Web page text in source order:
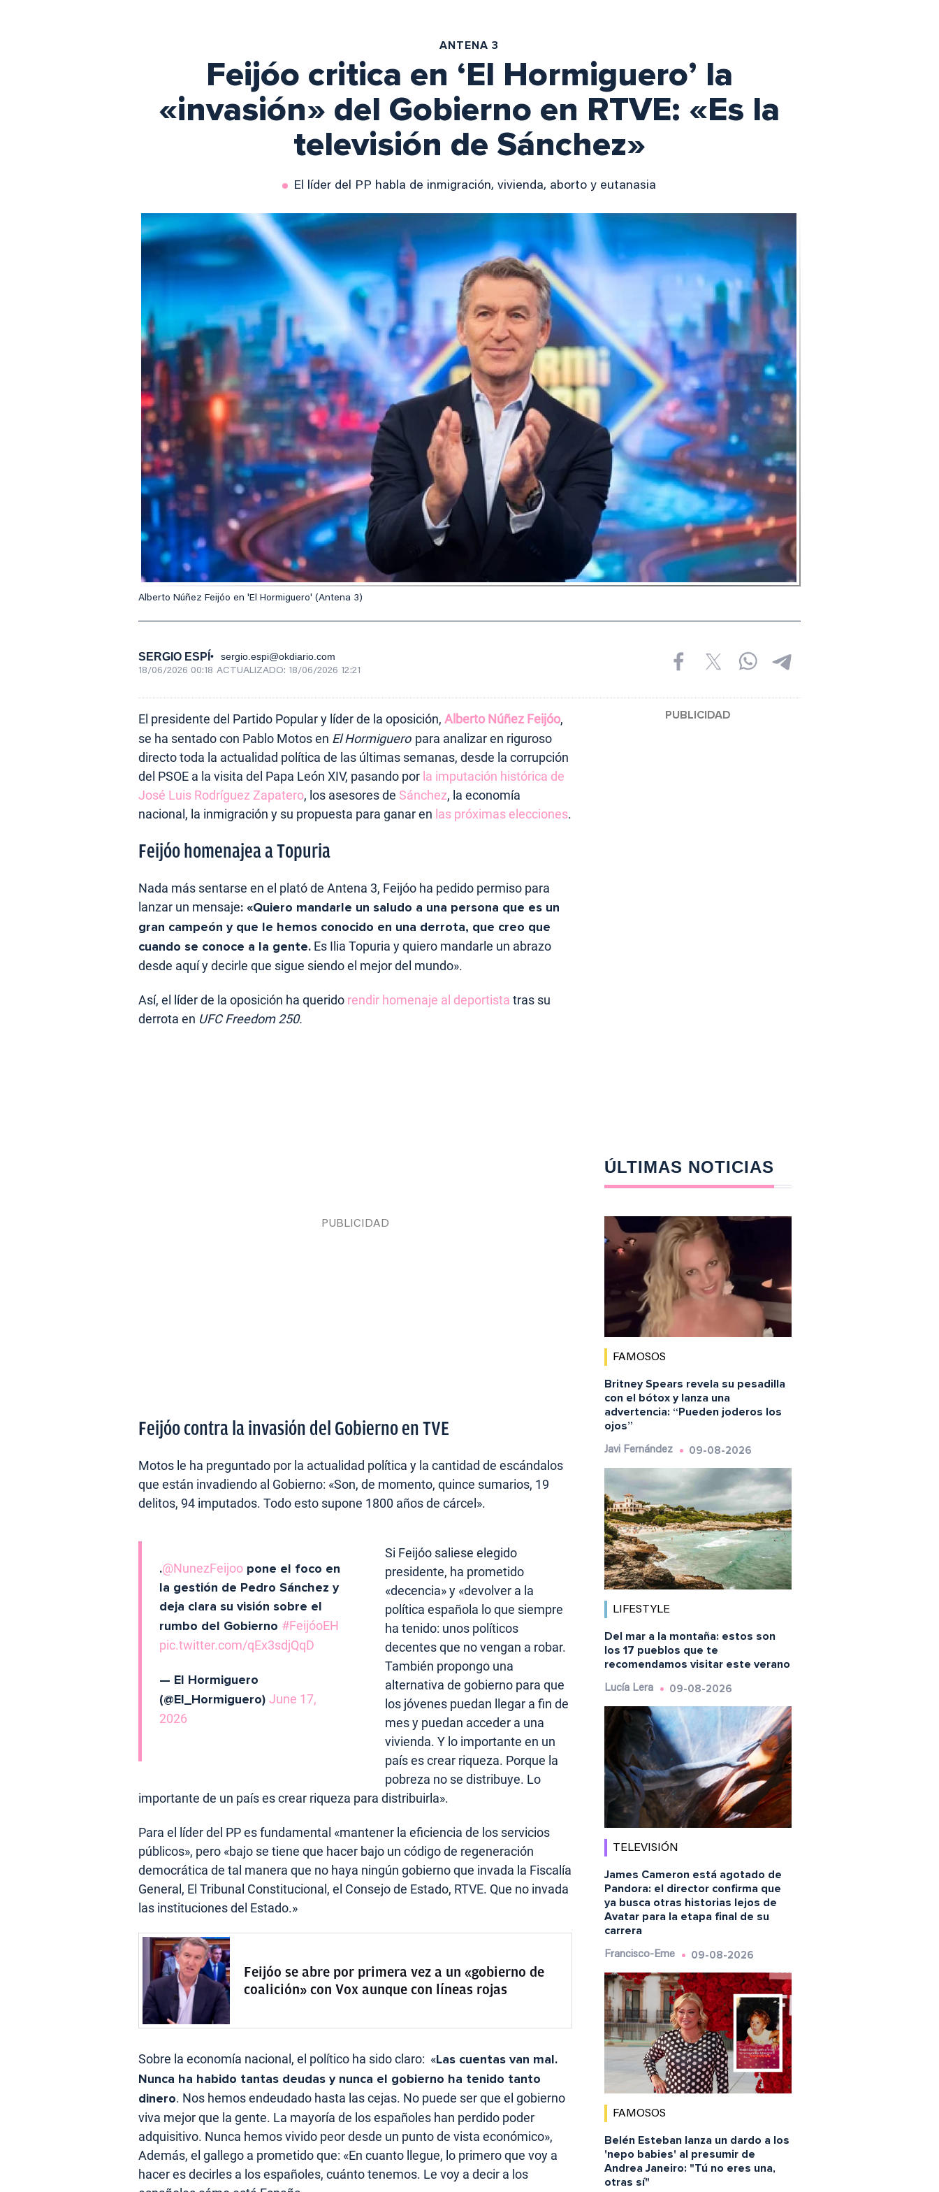
ANTENA 3
Feijóo critica en ‘El Hormiguero’ la
«invasión» del Gobierno en RTVE: «Es la
televisión de Sánchez»
El líder del PP habla de inmigración, vivienda, aborto y eutanasia
Alberto Núñez Feijóo en 'El Hormiguero' (Antena 3)
SERGIO ESPÍ sergio.espi@okdiario.com
18/06/2026 00:18 ACTUALIZADO: 18/06/2026 12:21
El presidente del Partido Popular y líder de la oposición, Alberto Núñez Feijóo,
se ha sentado con Pablo Motos en El Hormiguero para analizar en riguroso
directo toda la actualidad política de las últimas semanas, desde la corrupción
del PSOE a la visita del Papa León XIV, pasando por la imputación histórica de
José Luis Rodríguez Zapatero, los asesores de Sánchez, la economía
nacional, la inmigración y su propuesta para ganar en las próximas elecciones.
Feijóo homenajea a Topuria
Nada más sentarse en el plató de Antena 3, Feijóo ha pedido permiso para
lanzar un mensaje: «Quiero mandarle un saludo a una persona que es un
gran campeón y que le hemos conocido en una derrota, que creo que
cuando se conoce a la gente. Es Ilia Topuria y quiero mandarle un abrazo
desde aquí y decirle que sigue siendo el mejor del mundo».
Así, el líder de la oposición ha querido rendir homenaje al deportista tras su
derrota en UFC Freedom 250.
Feijóo contra la invasión del Gobierno en TVE
Motos le ha preguntado por la actualidad política y la cantidad de escándalos
que están invadiendo al Gobierno: «Son, de momento, quince sumarios, 19
delitos, 94 imputados. Todo esto supone 1800 años de cárcel».
.@NunezFeijoo pone el foco en
la gestión de Pedro Sánchez y
deja clara su visión sobre el
rumbo del Gobierno #FeijóoEH
pic.twitter.com/qEx3sdjQqD
— El Hormiguero
(@El_Hormiguero) June 17,
2026
Si Feijóo saliese elegido
presidente, ha prometido
«decencia» y «devolver a la
política española lo que siempre
ha tenido: unos políticos
decentes que no vengan a robar.
También propongo una
alternativa de gobierno para que
los jóvenes puedan llegar a fin de
mes y puedan acceder a una
vivienda. Y lo importante en un
país es crear riqueza. Porque la
pobreza no se distribuye. Lo
importante de un país es crear riqueza para distribuirla».
Para el líder del PP es fundamental «mantener la eficiencia de los servicios
públicos», pero «bajo se tiene que hacer bajo un código de regeneración
democrática de tal manera que no haya ningún gobierno que invada la Fiscalía
General, El Tribunal Constitucional, el Consejo de Estado, RTVE. Que no invada
las instituciones del Estado.»
Feijóo se abre por primera vez a un «gobierno de
coalición» con Vox aunque con líneas rojas
Sobre la economía nacional, el político ha sido claro: «Las cuentas van mal.
Nunca ha habido tantas deudas y nunca el gobierno ha tenido tanto
dinero. Nos hemos endeudado hasta las cejas. No puede ser que el gobierno
viva mejor que la gente. La mayoría de los españoles han perdido poder
adquisitivo. Nunca hemos vivido peor desde un punto de vista económico»,
Además, el gallego a prometido que: «En cuanto llegue, lo primero que voy a
hacer es decirles a los españoles, cuánto tenemos. Le voy a decir a los
ÚLTIMAS NOTICIAS
FAMOSOS
Britney Spears revela su pesadilla
con el bótox y lanza una
advertencia: “Pueden joderos los
ojos”
Javi Fernández 09-08-2026
LIFESTYLE
Del mar a la montaña: estos son
los 17 pueblos que te
recomendamos visitar este verano
Lucía Lera 09-08-2026
TELEVISIÓN
James Cameron está agotado de
Pandora: el director confirma que
ya busca otras historias lejos de
Avatar para la etapa final de su
carrera
Francisco-Eme 09-08-2026
FAMOSOS
Belén Esteban lanza un dardo a los
'nepo babies' al presumir de
Andrea Janeiro: "Tú no eres una,
otras sí"